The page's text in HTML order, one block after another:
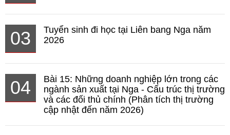
03
Tuyển sinh đi học tại Liên bang Nga năm
2026
04
Bài 15: Những doanh nghiệp lớn trong các
ngành sản xuất tại Nga - Cấu trúc thị trường
và các đối thủ chính (Phân tích thị trường
cập nhật đến năm 2026)